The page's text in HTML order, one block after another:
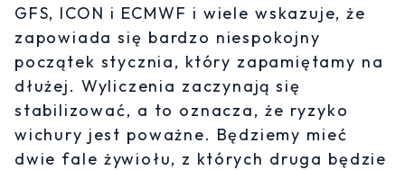
GFS, ICON i ECMWF i wiele wskazuje, że
zapowiada się bardzo niespokojny
początek stycznia, który zapamiętamy na
dłużej. Wyliczenia zaczynają się
stabilizować, a to oznacza, że ryzyko
wichury jest poważne. Będziemy mieć
dwie fale żywiołu, z których druga będzie